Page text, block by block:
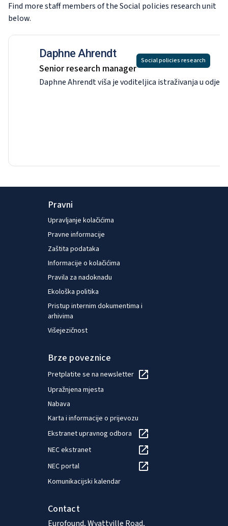
Find more staff members of the Social policies researchunit
below.
Daphne Ahrendt
Senior research manager
Social policies research
Daphne Ahrendt viša je voditeljica istraživanja u
Pravni
Upravljanje kolačićima
Pravne informacije
Zaštita podataka
Informacije o kolačićima
Pravila za nadoknadu
Ekološka politika
Pristup internim dokumentima i
arhivima
Višejezičnost
Brze poveznice
Pretplatite se na newsletter
Upražnjena mjesta
Nabava
Karta i informacije o prijevozu
Ekstranet upravnog odbora
NEC ekstranet
NEC portal
Komunikacijski kalendar
Contact
Eurofound, Wyattville Road,